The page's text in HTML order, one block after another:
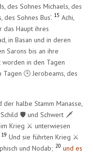
des Sohnes Michaels, des
des Sohnes Bus’. 15 Achi,
das Haupt ihres
in Basan und in deren
Sarons bis an ihre
in den Tagen
Tagen 🕒 Jerobeams, des
halbe Stamm Manasse,
Schild 🛡️ und Schwert 🗡️
Krieg ⚔️ unterwiesen
19 Und sie führten Krieg ⚔️
und Nodab; 20 und es